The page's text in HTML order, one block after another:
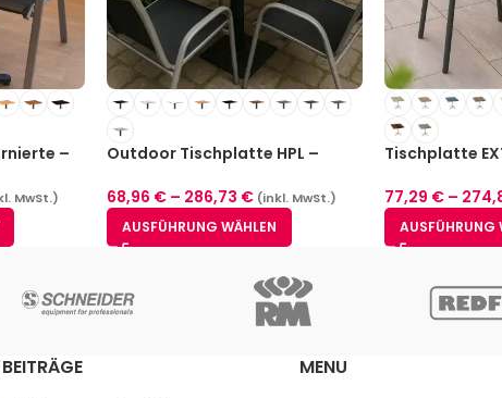
–
MwSt.)
Outdoor Tischplatte HPL –
68,96 € – 286,73 € (inkl. MwSt.)
AUSFÜHRUNG WÄHLEN
Tischplatte
77,29 € –
AUSFÜHRUNG
MENU